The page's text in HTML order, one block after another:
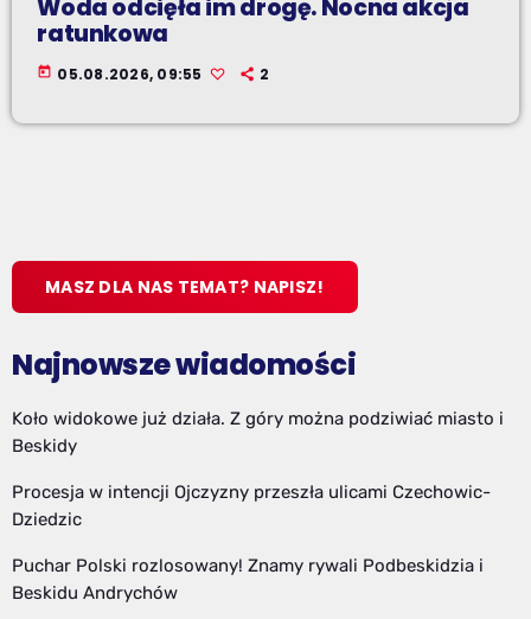
Woda odcięła im drogę. Nocna akcja
ratunkowa
today 05.08.2026, 09:55 2
MASZ DLA NAS TEMAT? NAPISZ!
Najnowsze wiadomości
Koło widokowe już działa. Z góry można podziwiać miasto i
Beskidy
Procesja w intencji Ojczyzny przeszła ulicami Czechowic-
Dziedzic
Puchar Polski rozlosowany! Znamy rywali Podbeskidzia i
Beskidu Andrychów